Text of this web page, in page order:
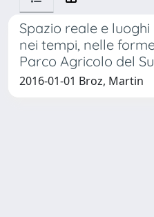
Spazio reale e
nei tempi, nelle
Parco Agricolo del
2016-01-01 Broz, Martin